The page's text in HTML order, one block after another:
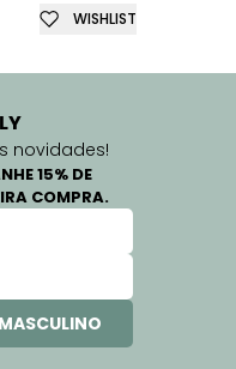
WISHLIST
novidades!
15% DE
COMPRA.
MASCULINO